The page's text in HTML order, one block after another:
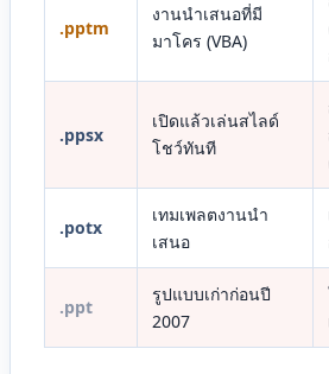
.pptm
งานนำเสนอที่มี
มาโคร (VBA)
.ppsx
เปิดแล้วเล่นสไลด์
โชว์ทันที
.potx
เทมเพลตงานนำ
เสนอ
.ppt
รูปแบบเก่าก่อนปี
2007